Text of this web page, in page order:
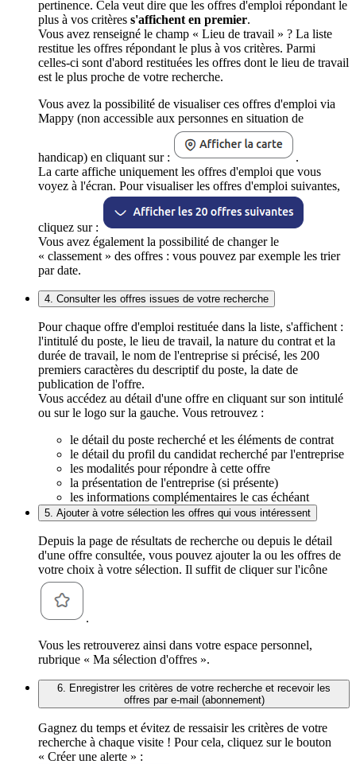
pertinence. Cela veut dire que les offres d'emploi répondant le
plus à vos critères s'affichent en premier.
Vous avez renseigné le champ « Lieu de travail » ? La liste
restitue les offres répondant le plus à vos critères. Parmi
celles-ci sont d'abord restituées les offres dont le lieu de travail
est le plus proche de votre recherche.
Vous avez la possibilité de visualiser ces offres d'emploi via
Mappy (non accessible aux personnes en situation de
handicap) en cliquant sur :
.
La carte affiche uniquement les offres d'emploi que vous
voyez à l'écran. Pour visualiser les offres d'emploi suivantes,
cliquez sur :
Vous avez également la possibilité de changer le
« classement » des offres : vous pouvez par exemple les trier
par date.
4. Consulter les offres issues de votre recherche
Pour chaque offre d'emploi restituée dans la liste, s'affichent :
l'intitulé du poste, le lieu de travail, la nature du contrat et la
durée de travail, le nom de l'entreprise si précisé, les 200
premiers caractères du descriptif du poste, la date de
publication de l'offre.
Vous accédez au détail d'une offre en cliquant sur son intitulé
ou sur le logo sur la gauche. Vous retrouvez :
le détail du poste recherché et les éléments de contrat
le détail du profil du candidat recherché par l'entreprise
les modalités pour répondre à cette offre
la présentation de l'entreprise (si présente)
les informations complémentaires le cas échéant
5. Ajouter à votre sélection les offres qui vous intéressent
Depuis la page de résultats de recherche ou depuis le détail
d'une offre consultée, vous pouvez ajouter la ou les offres de
votre choix à votre sélection. Il suffit de cliquer sur l'icône
.
Vous les retrouverez ainsi dans votre espace personnel,
rubrique « Ma sélection d'offres ».
6. Enregistrer les critères de votre recherche et recevoir les
offres par e-mail (abonnement)
Gagnez du temps et évitez de ressaisir les critères de votre
recherche à chaque visite ! Pour cela, cliquez sur le bouton
« Créer une alerte » :